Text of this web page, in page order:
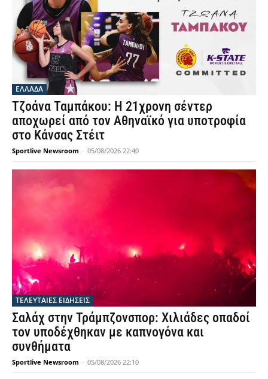
ΕΛΛΑΔΑ
Τζοάνα Ταμπάκου: Η 21χρονη σέντερ
αποχωρεί από τον Αθηναϊκό για υποτροφία
στο Κάνσας Στέιτ
Sportlive Newsroom - 05/08/2026 22:40
ΤΕΛΕΥΤΑΙΕΣ ΕΙΔΗΣΕΙΣ
Σαλάχ στην Τράμπζονσπορ: Χιλιάδες οπαδοί
τον υποδέχθηκαν με καπνογόνα και
συνθήματα
Sportlive Newsroom - 05/08/2026 22:10